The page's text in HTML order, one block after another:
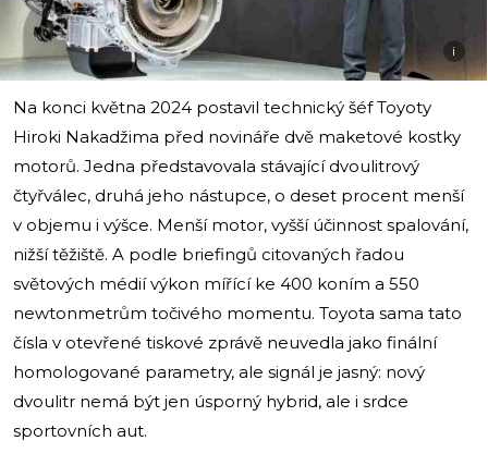
i
Na konci května 2024 postavil technický šéf Toyoty
Hiroki Nakadžima před novináře dvě maketové kostky
motorů. Jedna představovala stávající dvoulitrový
čtyřválec, druhá jeho nástupce, o deset procent menší
v objemu i výšce. Menší motor, vyšší účinnost spalování,
nižší těžiště. A podle briefingů citovaných řadou
světových médií výkon mířící ke 400 koním a 550
newtonmetrům točivého momentu. Toyota sama tato
čísla v otevřené tiskové zprávě neuvedla jako finální
homologované parametry, ale signál je jasný: nový
dvoulitr nemá být jen úsporný hybrid, ale i srdce
sportovních aut.